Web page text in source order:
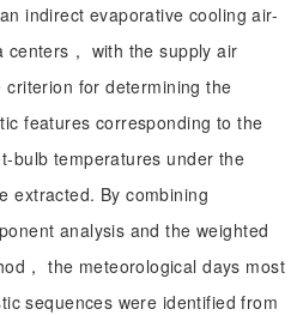
indirect evaporative cooling air-
， with the supply air
for determining the
features corresponding to the
bulb temperatures under the
extracted. By combining
analysis and the weighted
， the meteorological days most
sequences were identified from